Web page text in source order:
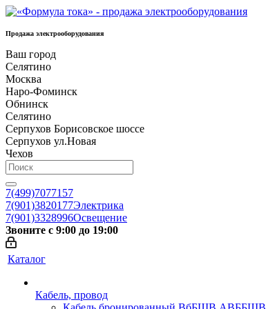
Продажа электрооборудования
Ваш город
Селятино
Москва
Наро-Фоминск
Обнинск
Селятино
Серпухов Борисовское шоссе
Серпухов ул.Новая
Чехов
7(499)7077157
7(901)3820177Электрика
7(901)3328996Освещение
Звоните с 9:00 до 19:00
Каталог
Кабель, провод